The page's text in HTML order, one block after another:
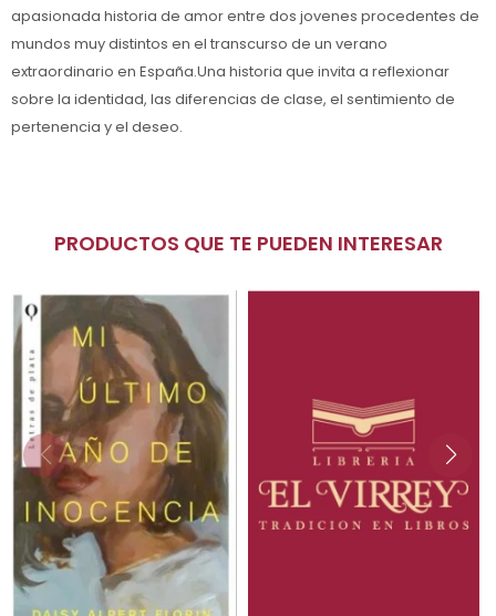
apasionada historia de amor entre dos jovenes procedentes de
mundos muy distintos en el transcurso de un verano
extraordinario en España.Una historia que invita a reflexionar
sobre la identidad, las diferencias de clase, el sentimiento de
pertenencia y el deseo.
PRODUCTOS QUE TE PUEDEN INTERESAR